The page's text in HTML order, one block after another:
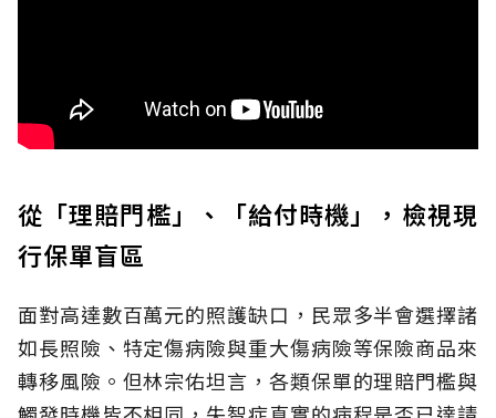
從「理賠門檻」、「給付時機」，檢視現
行保單盲區
面對高達數百萬元的照護缺口，民眾多半會選擇諸
如長照險、特定傷病險與重大傷病險等保險商品來
轉移風險。但林宗佑坦言，各類保單的理賠門檻與